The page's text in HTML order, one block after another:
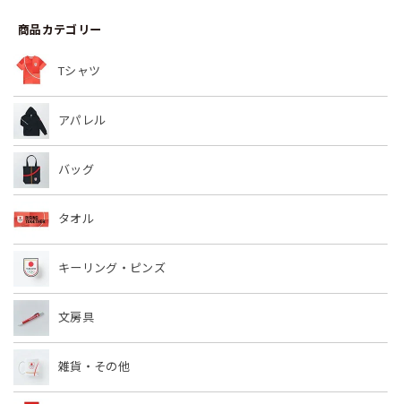
商品カテゴリー
Tシャツ
アパレル
バッグ
タオル
キーリング・ピンズ
文房具
雑貨・その他